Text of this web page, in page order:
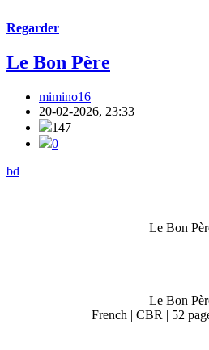
Regarder
Le Bon Père
mimino16
20-02-2026, 23:33
147
0
bd
Le Bon
Le Bon
French | CBR | 52